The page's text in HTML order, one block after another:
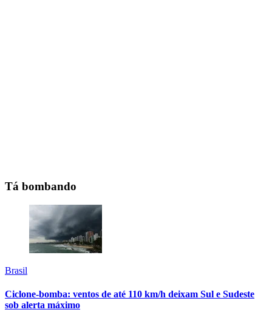
Tá bombando
Brasil
Ciclone-bomba: ventos de até 110 km/h deixam Sul e Sudeste
sob alerta máximo